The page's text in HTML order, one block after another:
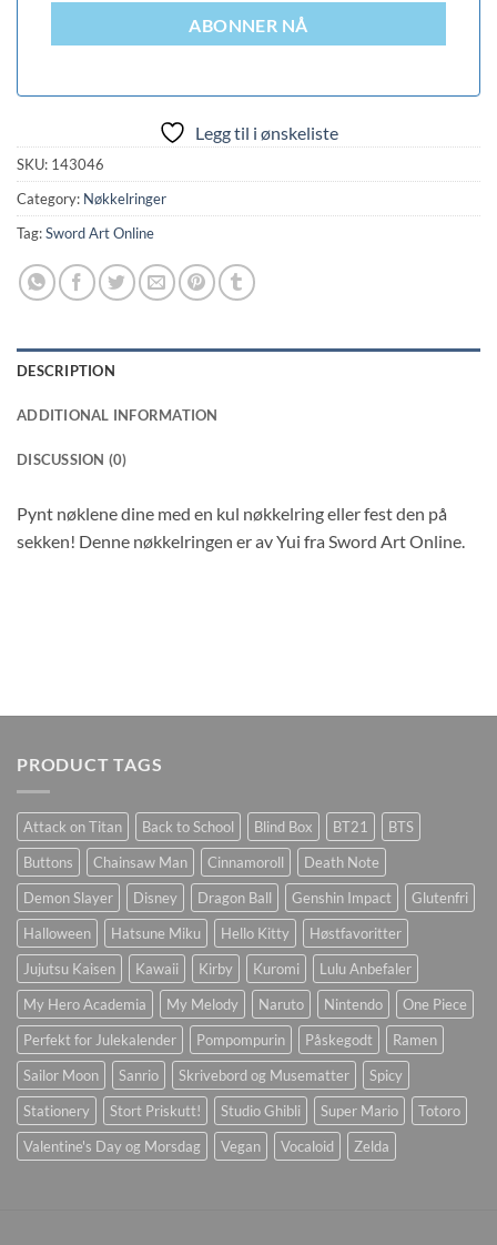
ABONNER NÅ
Legg til i ønskeliste
SKU: 143046
Category: Nøkkelringer
Tag:Sword Art Online
DESCRIPTION
ADDITIONAL INFORMATION
DISCUSSION (0)
Pynt nøklene dine med en kul nøkkelring eller fest den på
sekken! Denne nøkkelringen er av Yui fra Sword Art Online.
PRODUCT TAGS
Attack on Titan Back to School Blind Box BT21
BTS
Buttons
Chainsaw Man Cinnamoroll
Death Note
Demon Slayer
Disney Dragon Ball Genshin Impact
Glutenfri
Halloween
Hatsune Miku Hello Kitty
Høstfavoritter
Jujutsu Kaisen
Kawaii Kirby Kuromi
Lulu Anbefaler
My Hero Academia
My Melody Naruto Nintendo
One Piece
Perfekt for Julekalender
Pompompurin Påskegodt
Ramen
Sailor Moon
Sanrio Skrivebord og Musematter
Spicy
Stationery
Stort Priskutt! Studio Ghibli Super Mario
Totoro
Valentine's Day og Morsdag
Vegan Vocaloid Zelda